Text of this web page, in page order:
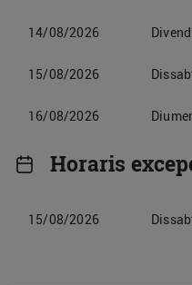
14/08/2026
15/08/2026
16/08/2026
Horaris
15/08/2026